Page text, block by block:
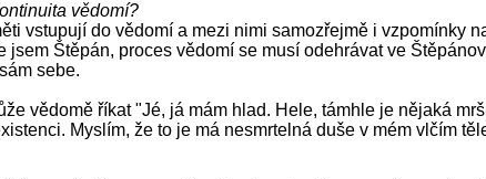
vědomí?
vstupují do vědomí a mezi nimi samozřejmě i vzpomínky
jsem Štěpán, proces vědomí se musí odehrávat ve
sebe.
vědomě říkat "Jé, já mám hlad. Hele, támhle je nějaká
Myslím, že to je má nesmrtelná duše v mém vlčím